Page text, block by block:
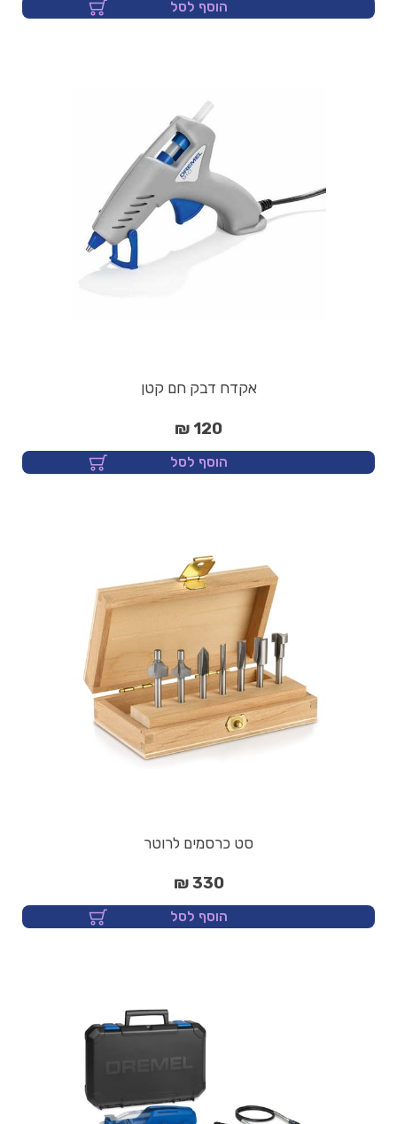
הוסף לסל
אקדח דבק חם קטן
120 ₪
הוסף לסל
סט כרסמים לרוטר
330 ₪
הוסף לסל